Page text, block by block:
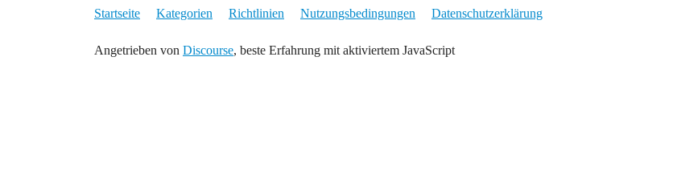
Startseite Kategorien Richtlinien Nutzungsbedingungen Datenschutzerklärung
Angetrieben von Discourse, beste Erfahrung mit aktiviertem JavaScript